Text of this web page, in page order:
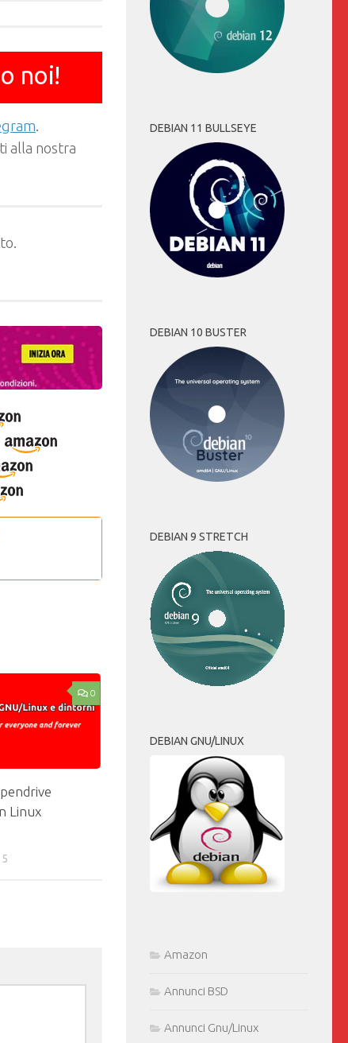
noi!
.
alla nostra
0
Linux
DEBIAN 11 BULLSEYE
DEBIAN 10 BUSTER
DEBIAN 9 STRETCH
DEBIAN GNU/LINUX
Amazon
Annunci BSD
Annunci Gnu/Linux